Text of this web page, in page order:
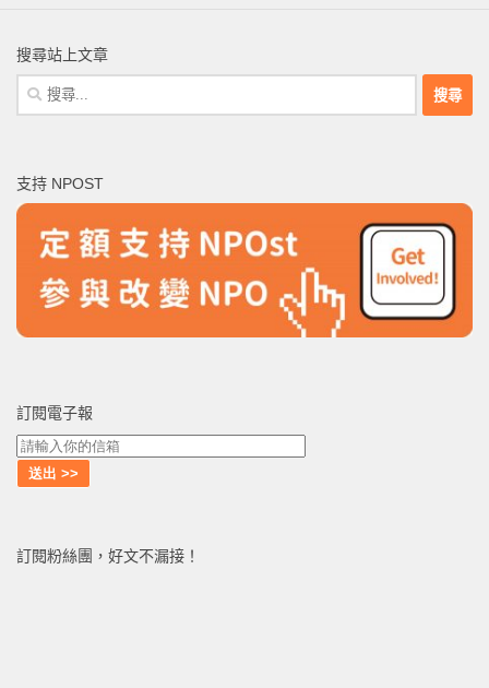
搜尋站上文章
搜
尋
字:
支持 NPOST
訂閱電子報
訂閱粉絲團，好文不漏接！